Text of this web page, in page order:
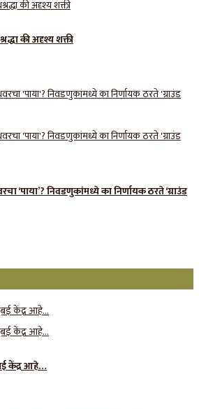
की अदृश्य शक्ती
‘पाया’? निवडणुकांमध्ये का निर्णायक ठरते ‘ग्राउंड
केंद्र आहे…